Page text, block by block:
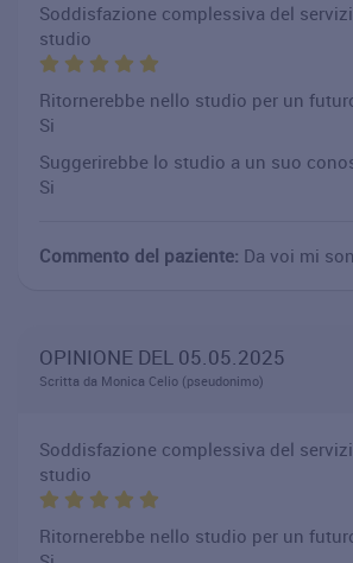
Soddisfazione complessiva del
studio
Ritornerebbe nello studio per un
Si
Suggerirebbe lo studio a un suo
Si
Commento del paziente: Da voi mi
OPINIONE DEL 05.05.2025
Scritta da Monica Celio (pseudonimo)
Soddisfazione complessiva del
studio
Ritornerebbe nello studio per un